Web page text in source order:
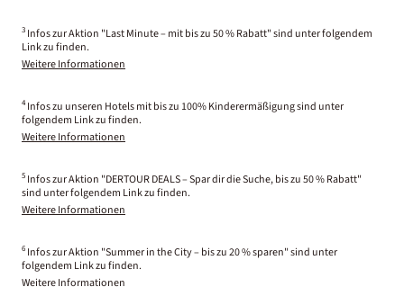
3 Infos zur Aktion "Last Minute – mit bis zu 50 % Rabatt" sind unter folgendem
Link zu finden.
Weitere Informationen
4 Infos zu unseren Hotels mit bis zu 100% Kinderermäßigung sind unter
folgendem Link zu finden.
Weitere Informationen
5 Infos zur Aktion "DERTOUR DEALS – Spar dir die Suche, bis zu 50 % Rabatt"
sind unter folgendem Link zu finden.
Weitere Informationen
6 Infos zur Aktion "Summer in the City – bis zu 20 % sparen" sind unter
folgendem Link zu finden.
Weitere Informationen